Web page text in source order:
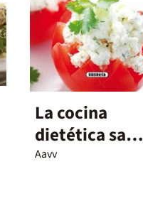
La cocina
dietética sana
y equilibrada
Aavv